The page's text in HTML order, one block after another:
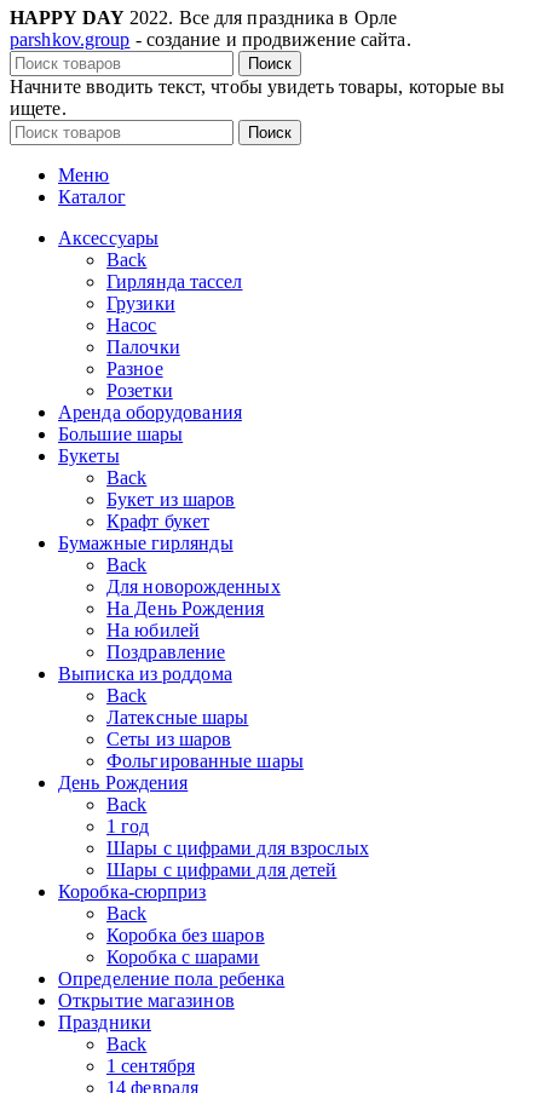
HAPPY DAY 2022. Все для праздника в Орле
parshkov.group - создание и продвижение сайта.
Поиск
Начните вводить текст, чтобы увидеть товары, которые вы
ищете.
Поиск
Меню
Каталог
Аксессуары
Back
Гирлянда тассел
Грузики
Насос
Палочки
Разное
Розетки
Аренда оборудования
Большие шары
Букеты
Back
Букет из шаров
Крафт букет
Бумажные гирлянды
Back
Для новорожденных
На День Рождения
На юбилей
Поздравление
Выписка из роддома
Back
Латексные шары
Сеты из шаров
Фольгированные шары
День Рождения
Back
1 год
Шары с цифрами для взрослых
Шары с цифрами для детей
Коробка-сюрприз
Back
Коробка без шаров
Коробка с шарами
Определение пола ребенка
Открытие магазинов
Праздники
Back
1 сентября
14 февраля